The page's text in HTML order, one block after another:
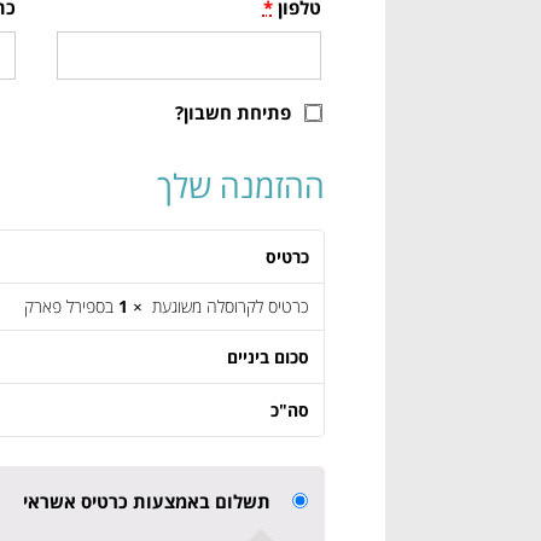
טלפון*
פתיחת חשבון?
ההזמנה שלך
כרטיס
כרטיס לקרוסלה משוגעת × 1 בספירל פארק
סכום ביניים
סה"כ
תשלום באמצעות כרטיס אשראי